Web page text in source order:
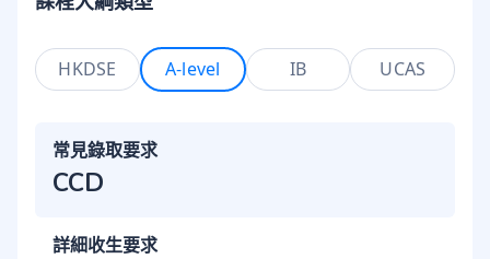
HKDSE A-level IB UCAS
常見錄取要求
CCD
詳細收生要求